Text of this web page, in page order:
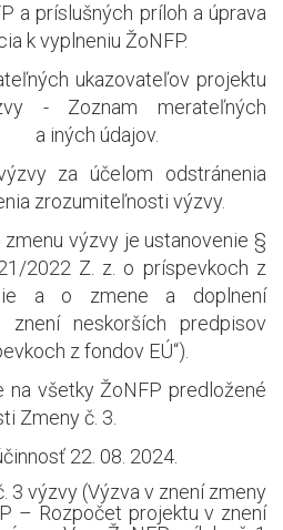
a príslušných príloh a úprava
k vyplneniu ŽoNFP.
ukazovateľov projektu
- Zoznam merateľných
a iných údajov.
za účelom odstránenia
zrozumiteľnosti výzvy.
výzvy je ustanovenie §
2022 Z. z. o príspevkoch z
a o zmene a doplnení
znení neskorších predpisov
z fondov EÚ“).
na všetky ŽoNFP predložené
Zmeny č. 3.
22. 08. 2024.
3 výzvy (Výzva v znení zmeny
– Rozpočet projektu v znení